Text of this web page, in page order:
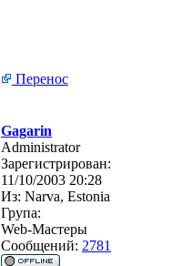
Перенос
Gagarin
Administrator
Зарегистрирован:
11/10/2003 20:28
Из: Narva, Estonia
Група:
Web-Мастеры
Сообщений: 2781